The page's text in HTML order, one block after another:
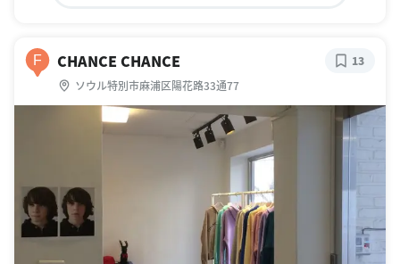
F CHANCE CHANCE
ソウル特別市麻浦区陽花路33通77
13